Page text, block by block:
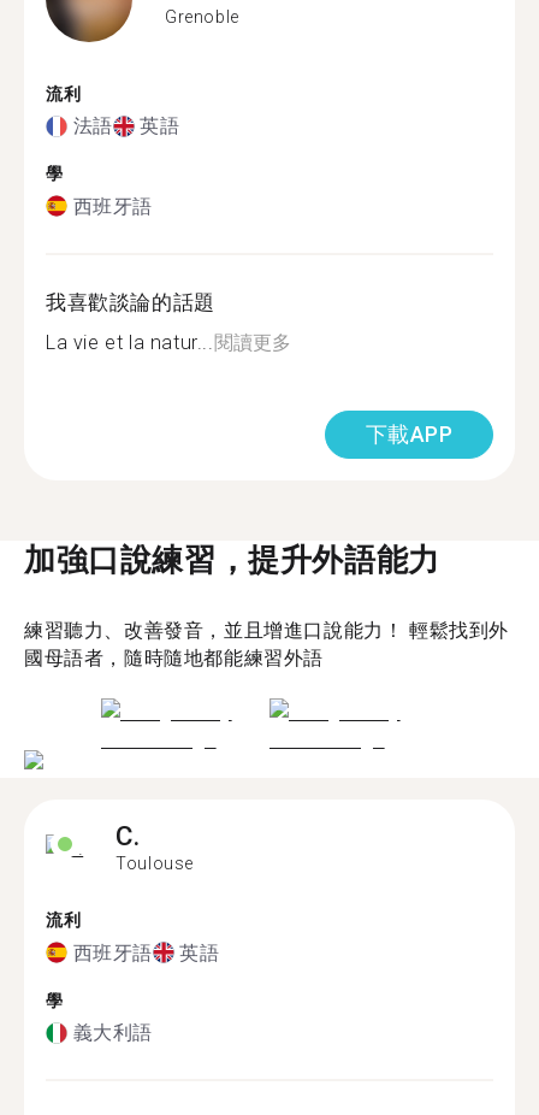
Grenoble
流利
法語 英語
學
西班牙語
我喜歡談論的話題
La vie et la natur... 閱讀更多
下載APP
加強口說練習，提升外語能力
練習聽力、改善發音，並且增進口說能力！ 輕鬆找到外
國母語者，隨時隨地都能練習外語
C.
Toulouse
流利
西班牙語 英語
學
義大利語